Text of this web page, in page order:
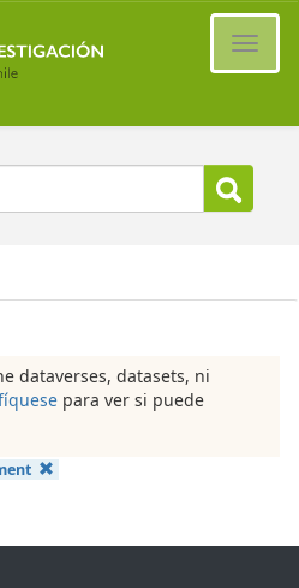
dataverses, datasets, ni
para ver si puede